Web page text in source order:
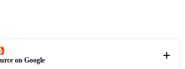
on Google